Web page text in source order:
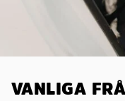
VANLIGA